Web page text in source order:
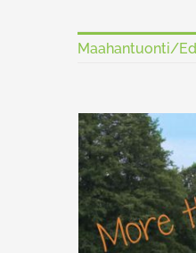
Maahantuonti/